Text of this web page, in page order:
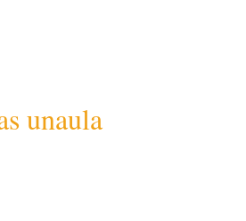
unaula